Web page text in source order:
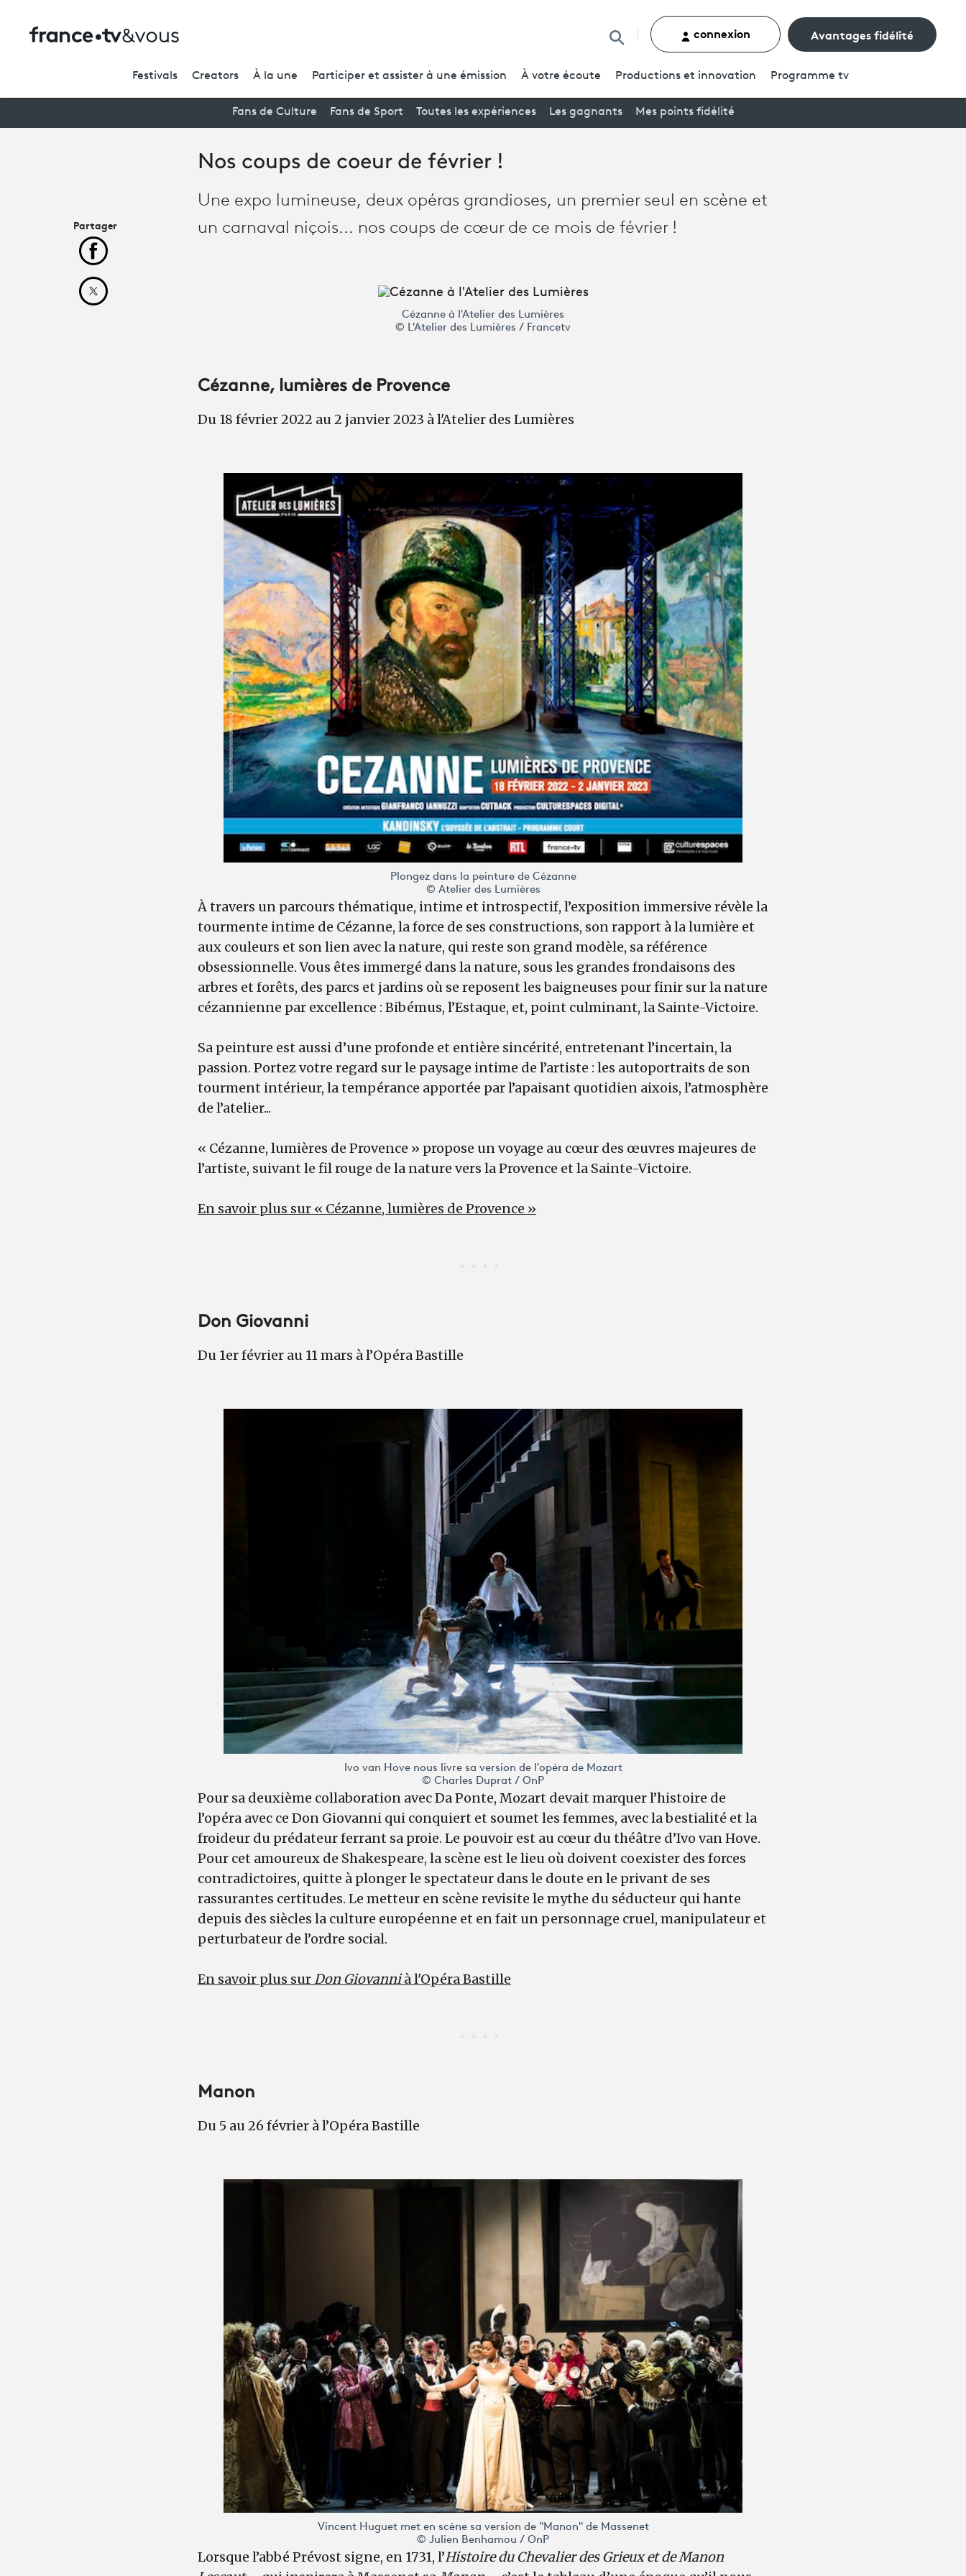
Rechercher un contenu
connexion Avantages fidélité
Festivals Creators À la une Participer et assister à une émission À votre écoute Productions et innovation Programme tv
Fans de Culture Fans de Sport Toutes les expériences Les gagnants Mes points fidélité
Nos coups de coeur de février !
Une expo lumineuse, deux opéras grandioses, un premier seul en scène et
un carnaval niçois... nos coups de cœur de ce mois de février !
Cézanne à l'Atelier des Lumières
© L'Atelier des Lumières / Francetv
Cézanne, lumières de Provence
Du 18 février 2022 au 2 janvier 2023 à l'Atelier des Lumières
Plongez dans la peinture de Cézanne
© Atelier des Lumières
À travers un parcours thématique, intime et introspectif, l’exposition immersive révèle la
tourmente intime de Cézanne, la force de ses constructions, son rapport à la lumière et
aux couleurs et son lien avec la nature, qui reste son grand modèle, sa référence
obsessionnelle. Vous êtes immergé dans la nature, sous les grandes frondaisons des
arbres et forêts, des parcs et jardins où se reposent les baigneuses pour finir sur la nature
cézannienne par excellence : Bibémus, l’Estaque, et, point culminant, la Sainte-Victoire.
Sa peinture est aussi d’une profonde et entière sincérité, entretenant l’incertain, la
passion. Portez votre regard sur le paysage intime de l’artiste : les autoportraits de son
tourment intérieur, la tempérance apportée par l’apaisant quotidien aixois, l’atmosphère
de l’atelier...
« Cézanne, lumières de Provence » propose un voyage au cœur des œuvres majeures de
l’artiste, suivant le fil rouge de la nature vers la Provence et la Sainte-Victoire.
En savoir plus sur « Cézanne, lumières de Provence »
Don Giovanni
Du 1er février au 11 mars à l’Opéra Bastille
Ivo van Hove nous livre sa version de l'opéra de Mozart
© Charles Duprat / OnP
Pour sa deuxième collaboration avec Da Ponte, Mozart devait marquer l’histoire de
l’opéra avec ce Don Giovanni qui conquiert et soumet les femmes, avec la bestialité et la
froideur du prédateur ferrant sa proie. Le pouvoir est au cœur du théâtre d’Ivo van Hove.
Pour cet amoureux de Shakespeare, la scène est le lieu où doivent coexister des forces
contradictoires, quitte à plonger le spectateur dans le doute en le privant de ses
rassurantes certitudes. Le metteur en scène revisite le mythe du séducteur qui hante
depuis des siècles la culture européenne et en fait un personnage cruel, manipulateur et
perturbateur de l’ordre social.
En savoir plus surDon Giovannià l'Opéra Bastille
Manon
Du 5 au 26 février à l’Opéra Bastille
Vincent Huguet met en scène sa version de "Manon" de Massenet
© Julien Benhamou / OnP
Lorsque l’abbé Prévost signe, en 1731, l’Histoire du Chevalier des Grieux et de Manon
Partager
Partager cet article sur Facebook
Partager cet article sur X